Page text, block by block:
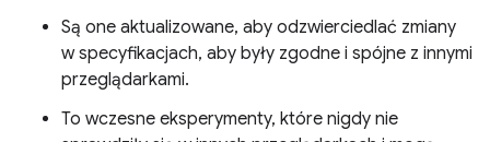
Są one aktualizowane, aby odzwierciedlać zmiany
w specyfikacjach, aby były zgodne i spójne z innymi
przeglądarkami.
To wczesne eksperymenty, które nigdy nie